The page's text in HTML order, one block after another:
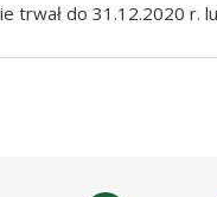
trwał do 31.12.2020 r.